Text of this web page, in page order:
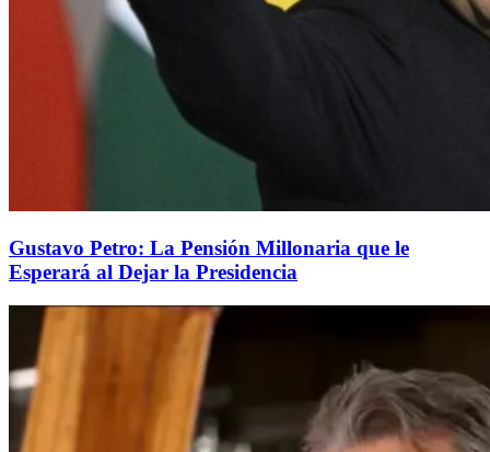
Gustavo Petro: La Pensión Millonaria que le
Esperará al Dejar la Presidencia